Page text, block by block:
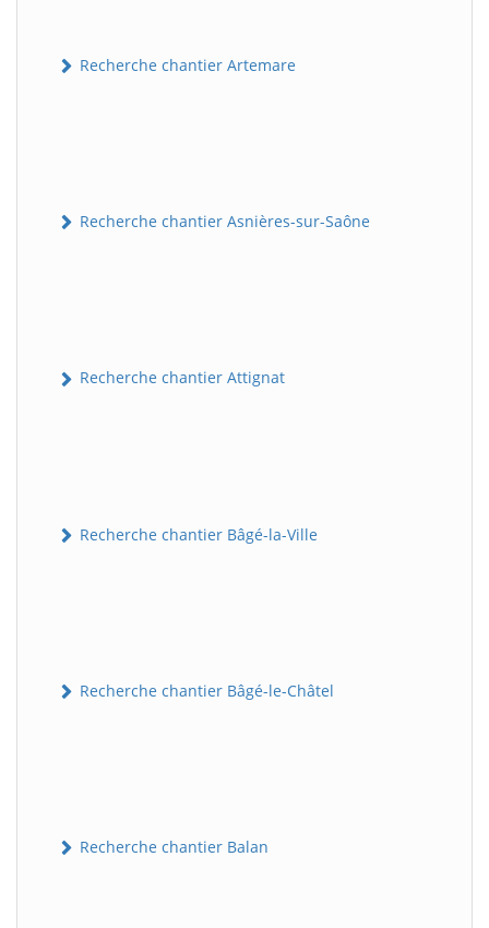
Recherche chantier Artemare
Recherche chantier Asnières-sur-Saône
Recherche chantier Attignat
Recherche chantier Bâgé-la-Ville
Recherche chantier Bâgé-le-Châtel
Recherche chantier Balan